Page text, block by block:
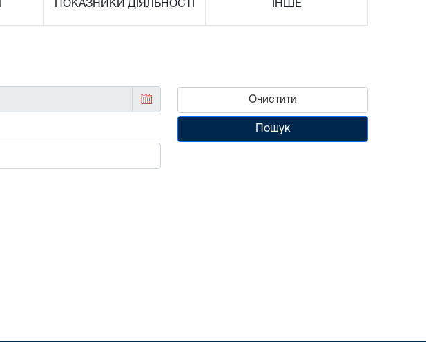
ПОКАЗНИКИ ДІЯЛЬНОСТІ ІНШЕ
Очистити
Пошук